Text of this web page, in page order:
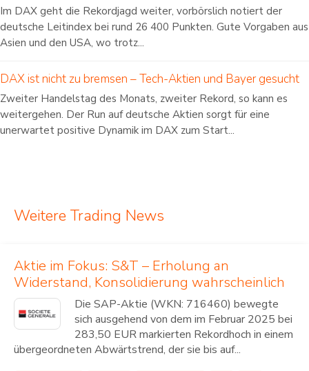
Im DAX geht die Rekordjagd weiter, vorbörslich notiert der
deutsche Leitindex bei rund 26 400 Punkten. Gute Vorgaben aus
Asien und den USA, wo trotz...
DAX ist nicht zu bremsen – Tech-Aktien und Bayer gesucht
Zweiter Handelstag des Monats, zweiter Rekord, so kann es
weitergehen. Der Run auf deutsche Aktien sorgt für eine
unerwartet positive Dynamik im DAX zum Start...
Weitere Trading News
Aktie im Fokus: S&T – Erholung an
Widerstand, Konsolidierung wahrscheinlich
Die SAP-Aktie (WKN: 716460) bewegte
sich ausgehend von dem im Februar 2025 bei
283,50 EUR markierten Rekordhoch in einem
übergeordneten Abwärtstrend, der sie bis auf...